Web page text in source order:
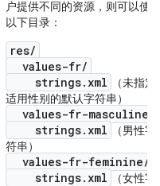
户提供不同的资源，则可以使
以下目录：
res/
values-fr/
strings.xml
（未指定
适用性别的默认字符串）
values-fr-masculine/
strings.xml
（男性字
符串）
values-fr-feminine/
strings.xml
（女性字